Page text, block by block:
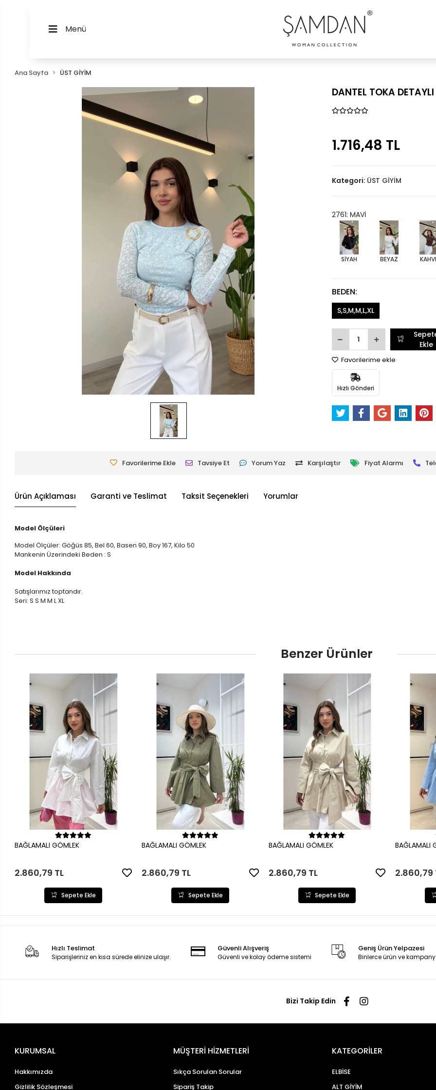
Menü
Ana Sayfa ÜST GİYİM
DANTEL TOKA
1.716,48 TL
Kategori: ÜST GİYİM
2761: MAVİ
SİYAH BEYAZ
BEDEN:
S,S,M,M,L,XL
Ekle
Favorilerime ekle
Hızlı Gönderi
Favorilerime Ekle Tavsiye Et Yorum Yaz Karşılaştır Fiyat Alarmı
Ürün Açıklaması Garanti ve Teslimat Taksit Seçenekleri Yorumlar
Model Ölçüleri
Model Ölçüler: Göğüs 85, Bel 60, Basen 90, Boy 167, Kilo 50
Mankenin Üzerindeki Beden : S
Model Hakkında
Satışlarımız toptandır.
Seri: S S M M L XL
Benzer Ürünler
Sepete Ekle
BAĞLAMALI GÖMLEK
2.860,79 TL
Sepete Ekle
Sepete Ekle
BAĞLAMALI GÖMLEK
2.860,79 TL
Sepete Ekle
Sepete Ekle
BAĞLAMALI GÖMLEK
2.860,79 TL
Sepete Ekle
BAĞLAMALI
2.860,79
Hızlı Teslimat
Siparişleriniz en kısa sürede elinize ulaşır.
Güvenli Alışveriş
Güvenli ve kolay ödeme sistemi
Geniş Ürün Yelpazesi
Binlerce ürün ve
Bizi Takip Edin
KURUMSAL
Hakkımızda
Gizlilik Sözleşmesi
MÜŞTERİ HİZMETLERİ
Sıkça Sorulan Sorular
Sipariş Takip
KATEGORİLER
ELBİSE
ALT GİYİM